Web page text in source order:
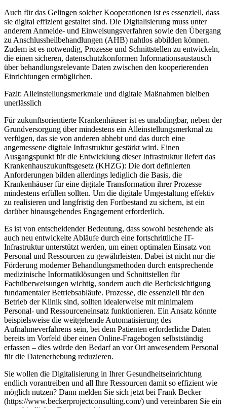
Auch für das Gelingen solcher Kooperationen ist es essenziell, dass
sie digital effizient gestaltet sind. Die Digitalisierung muss unter
anderem Anmelde- und Einweisungsverfahren sowie den Übergang
zu Anschlussheilbehandlungen (AHB) nahtlos abbilden können.
Zudem ist es notwendig, Prozesse und Schnittstellen zu entwickeln,
die einen sicheren, datenschutzkonformen Informationsaustausch
über behandlungsrelevante Daten zwischen den kooperierenden
Einrichtungen ermöglichen.
Fazit: Alleinstellungsmerkmale und digitale Maßnahmen bleiben
unerlässlich
Für zukunftsorientierte Krankenhäuser ist es unabdingbar, neben der
Grundversorgung über mindestens ein Alleinstellungsmerkmal zu
verfügen, das sie von anderen abhebt und das durch eine
angemessene digitale Infrastruktur gestärkt wird. Einen
Ausgangspunkt für die Entwicklung dieser Infrastruktur liefert das
Krankenhauszukunftsgesetz (KHZG): Die dort definierten
Anforderungen bilden allerdings lediglich die Basis, die
Krankenhäuser für eine digitale Transformation ihrer Prozesse
mindestens erfüllen sollten. Um die digitale Umgestaltung effektiv
zu realisieren und langfristig den Fortbestand zu sichern, ist ein
darüber hinausgehendes Engagement erforderlich.
Es ist von entscheidender Bedeutung, dass sowohl bestehende als
auch neu entwickelte Abläufe durch eine fortschrittliche IT-
Infrastruktur unterstützt werden, um einen optimalen Einsatz von
Personal und Ressourcen zu gewährleisten. Dabei ist nicht nur die
Förderung moderner Behandlungsmethoden durch entsprechende
medizinische Informatiklösungen und Schnittstellen für
Fachüberweisungen wichtig, sondern auch die Berücksichtigung
fundamentaler Betriebsabläufe. Prozesse, die essenziell für den
Betrieb der Klinik sind, sollten idealerweise mit minimalem
Personal- und Ressourceneinsatz funktionieren. Ein Ansatz könnte
beispielsweise die weitgehende Automatisierung des
Aufnahmeverfahrens sein, bei dem Patienten erforderliche Daten
bereits im Vorfeld über einen Online-Fragebogen selbstständig
erfassen – dies würde den Bedarf an vor Ort anwesendem Personal
für die Datenerhebung reduzieren.
Sie wollen die Digitalisierung in Ihrer Gesundheitseinrichtung
endlich vorantreiben und all Ihre Ressourcen damit so effizient wie
möglich nutzen? Dann melden Sie sich jetzt bei Frank Becker
(https://www.beckerprojectconsulting.com/) und vereinbaren Sie ein